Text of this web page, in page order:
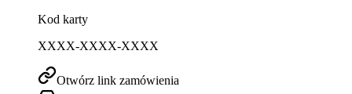
Kod karty
XXXX-XXXX-XXXX
Otwórz link zamówienia